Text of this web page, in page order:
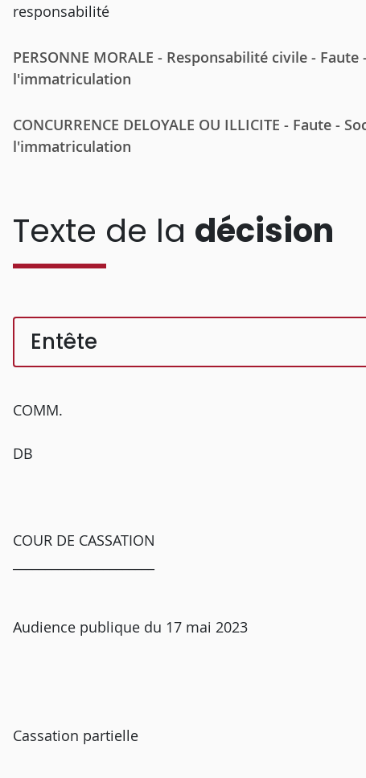
responsabilité
PERSONNE MORALE - Responsabilité civile -
l'immatriculation
CONCURRENCE DELOYALE OU ILLICITE - Faute
l'immatriculation
Texte de la décision
Entête
COMM.
DB
COUR DE CASSATION
Audience publique du 17 mai 2023
Cassation partielle